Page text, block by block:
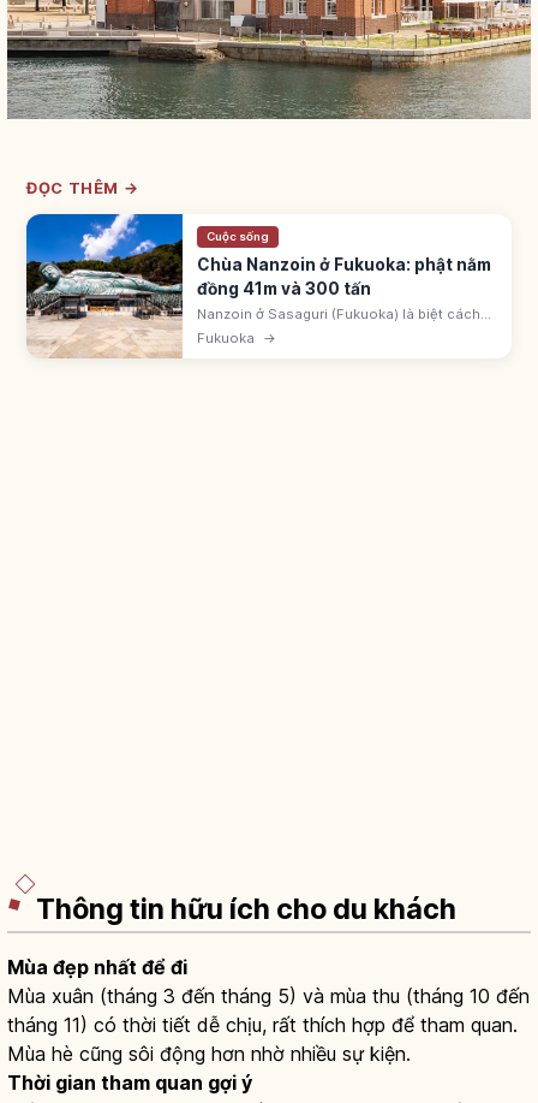
ĐỌC THÊM →
Cuộc sống
Chùa Nanzoin ở Fukuoka: phật nằm
đồng 41m và 300 tấn
Nanzoin ở Sasaguri (Fukuoka) là biệt cách
bản sơn Koyasan Shingon-shu. Tượng Phật
Fukuoka →
Thông tin hữu ích cho du khách
Mùa đẹp nhất để đi
Mùa xuân (tháng 3 đến tháng 5) và mùa thu (tháng 10 đến
tháng 11) có thời tiết dễ chịu, rất thích hợp để tham quan.
Mùa hè cũng sôi động hơn nhờ nhiều sự kiện.
Thời gian tham quan gợi ý